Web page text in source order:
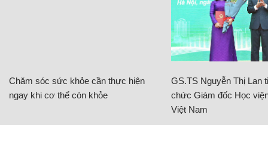
Chăm sóc sức khỏe cần thực hiện
ngay khi cơ thể còn khỏe
GS.TS Nguyễn Thị Lan
chức Giám đốc Học
Việt Nam